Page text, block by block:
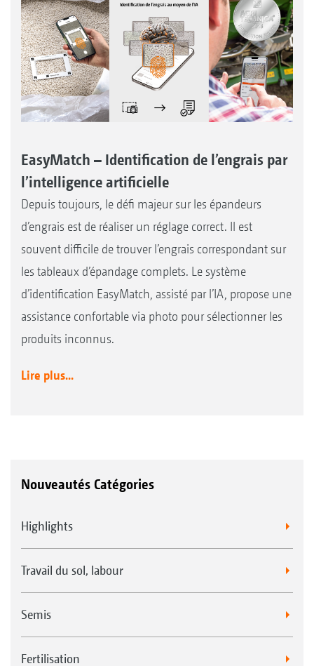
EasyMatch – Identification de l’engrais par
l’intelligence artificielle
Depuis toujours, le défi majeur sur les épandeurs
d’engrais est de réaliser un réglage correct. Il est
souvent difficile de trouver l’engrais correspondant sur
les tableaux d’épandage complets. Le système
d’identification EasyMatch, assisté par l’IA, propose une
assistance confortable via photo pour sélectionner les
produits inconnus.
Lire plus...
Nouveautés Catégories
Highlights
Travail du sol, labour
Semis
Fertilisation